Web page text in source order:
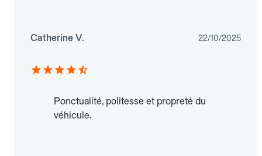
Catherine V. 22/10/2025
Ponctualité, politesse et propreté du
véhicule.